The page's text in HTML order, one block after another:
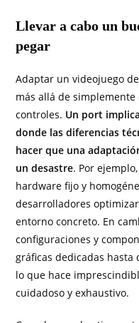
Llevar a cabo un
pegar
Adaptar un videojuego
más allá de
controles. Un port
donde las diferencias
hacer que una
un desastre. Por
hardware fijo y
desarrolladores
entorno concreto. En
configuraciones y
gráficas dedicadas
lo que hace
cuidadoso y exhaustivo.